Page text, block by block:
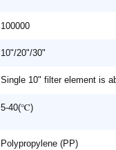
100000
10"/20"/30"
Single 10" filter element is
5-40(℃)
Polypropylene (PP)